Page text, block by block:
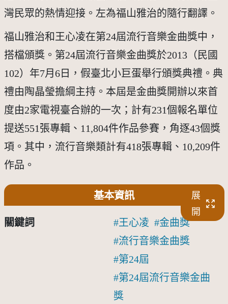
灣民眾的熱情迎接。左為福山雅治的隨行翻譯。
福山雅治和王心凌在第24屆流行音樂金曲獎中，
搭檔頒獎。第24屆流行音樂金曲獎於2013（民國
102）年7月6日，假臺北小巨蛋舉行頒獎典禮。典
禮由陶晶瑩擔綱主持。本屆是金曲獎開辦以來首
度由2家電視臺合辦的一次；計有231個報名單位
提送551張專輯、11,804件作品參賽，角逐43個獎
項。其中，流行音樂類計有418張專輯、10,209件
作品。
基本資訊
展
開
關鍵詞 王心凌
金曲獎
流行音樂金曲獎
第24屆
第24屆流行音樂金曲
獎